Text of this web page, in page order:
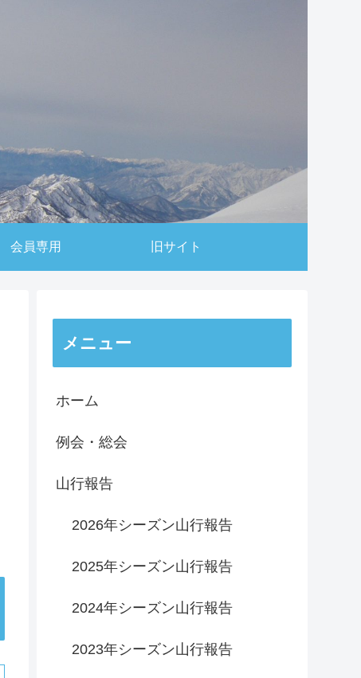
会員専用 旧サイト
メニュー
ホーム
例会・総会
山行報告
2026年シーズン山行報告
2025年シーズン山行報告
2024年シーズン山行報告
2023年シーズン山行報告